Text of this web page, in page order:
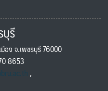
รี
อง จ.เพชรบุรี 76000
8653
,